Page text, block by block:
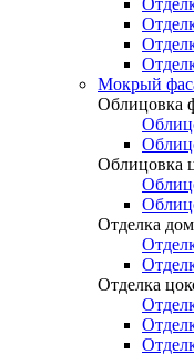
Мокрый
Облицовка
Облицовка
Отделка
Отделка